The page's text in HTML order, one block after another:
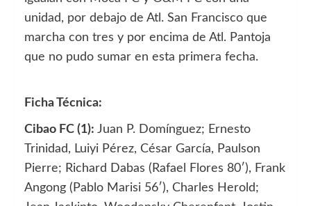
unidad, por debajo de Atl. San Francisco que
marcha con tres y por encima de Atl. Pantoja
que no pudo sumar en esta primera fecha.
Ficha Técnica:
Cibao FC (1): Juan P. Domínguez; Ernesto
Trinidad, Luiyi Pérez, César García, Paulson
Pierre; Richard Dabas (Rafael Flores 80′), Frank
Angong (Pablo Marisi 56′), Charles Herold;